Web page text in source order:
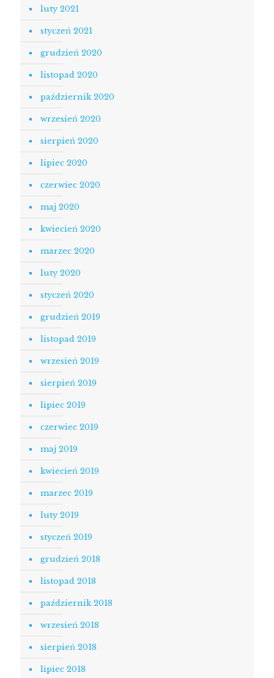
luty 2021
styczeń 2021
grudzień 2020
listopad 2020
październik 2020
wrzesień 2020
sierpień 2020
lipiec 2020
czerwiec 2020
maj 2020
kwiecień 2020
marzec 2020
luty 2020
styczeń 2020
grudzień 2019
listopad 2019
wrzesień 2019
sierpień 2019
lipiec 2019
czerwiec 2019
maj 2019
kwiecień 2019
marzec 2019
luty 2019
styczeń 2019
grudzień 2018
listopad 2018
październik 2018
wrzesień 2018
sierpień 2018
lipiec 2018